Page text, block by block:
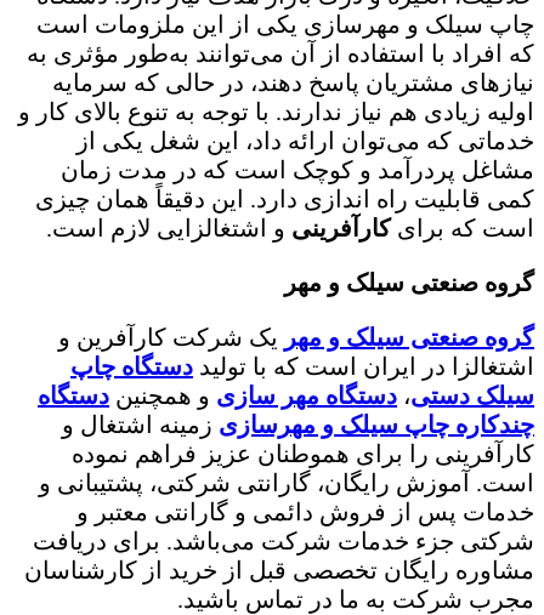
چاپ سیلک و مهرسازی یکی از این ملزومات است
که افراد با استفاده از آن‌ می‌توانند به‌طور مؤثری به
نیازهای مشتریان پاسخ دهند، در حالی که سرمایه
اولیه زیادی هم نیاز ندارند. با توجه به تنوع بالای کار و
خدماتی که می‌توان ارائه داد، این شغل یکی از
مشاغل پردرآمد و کوچک است که در مدت زمان
کمی قابلیت راه اندازی دارد. این دقیقاً همان چیزی
است که برایکارآفرینی و اشتغالزایی لازم است.
گروه صنعتی سیلک و مهر
گروه صنعتی سیلک و مهر یک شرکت کارآفرین و
اشتغالزا در ایران است که با تولید دستگاه چاپ
سیلک دستی، دستگاه مهر سازی و همچنین دستگاه
چندکاره چاپ سیلک و مهرسازی زمینه اشتغال و
کارآفرینی را برای هموطنان عزیز فراهم نموده
است. آموزش رایگان، گارانتی شرکتی، پشتیبانی و
خدمات پس از فروش دائمی و گارانتی معتبر و
شرکتی جزء خدمات شرکت می‌باشد. برای دریافت
مشاوره رایگان تخصصی قبل از خرید از کارشناسان
مجرب شرکت به ما در تماس باشید.